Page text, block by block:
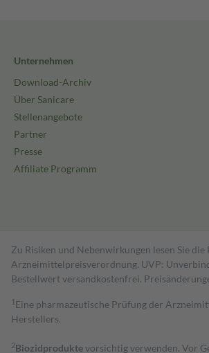
Unternehmen
Download-Archiv
Über Sanicare
Stellenangebote
Partner
Presse
Affiliate Programm
Zu Risiken und Nebenwirkungen lesen Sie
Arzneimittelpreisverordnung. UVP:
Bestell­wert versand­kosten­frei.
1 Eine pharmazeutische Prüfung der
Herstellers.
2Biozidproduktevorsichtig verwenden. Vor